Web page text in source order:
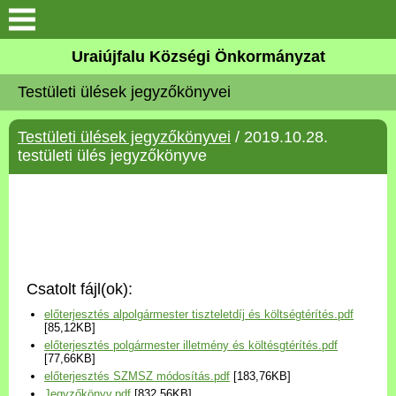
Köszöntő
Elérhetőségek
Uraiújfalu
Választási információk
Versenyképes Járások
Program
Uraiújfalu Községi Önkormányzat
Testületi ülések jegyzőkönyvei
Testületi ülések jegyzőkönyvei / 2019.10.28.
testületi ülés jegyzőkönyve
Csatolt fájl(ok):
előterjesztés alpolgármester tiszteletdíj és költségtérítés.pdf
[85,12KB]
előterjesztés polgármester illetmény és költésgtérítés.pdf
[77,66KB]
előterjesztés SZMSZ módosítás.pdf [183,76KB]